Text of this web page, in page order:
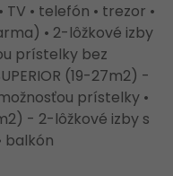
• telefón • trezor •
• 2-lôžkové izby
prístelky bez
(19-27m2) -
prístelky •
- 2-lôžkové izby s
balkón